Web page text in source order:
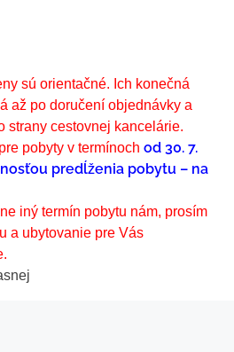
sú orientačné. Ich konečná
až po doručení objednávky a
strany cestovnej kancelárie.
pre pobyty v termínoch od 30. 7.
predĺženia pobytu – na
iný termín pobytu nám, prosím
a ubytovanie pre Vás